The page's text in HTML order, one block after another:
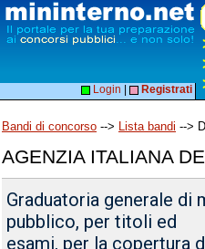
Login Registrati
Bandi di concorso --> Lista bandi -->
AGENZIA ITALIANA
Graduatoria generale
pubblico, per titoli ed
esami, per la copertura